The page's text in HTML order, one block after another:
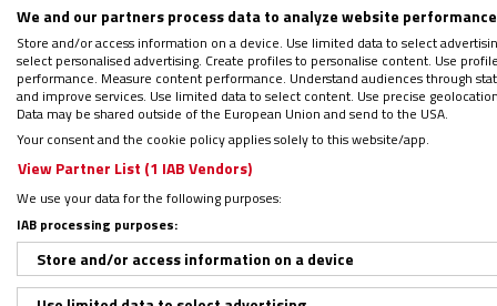
Hoy, con la tecnología digital,
disputas, dado que ya no somos
matemáticoLeibnizse está
“Llegará un día en que ya no
‘Google’ ha inventado la
dedicó su obra al estudio de la
dispositivo.
We and our partners process data to analyze website
Store and/or access information on a device. Use limited data to select
select personalised advertising. Create profiles to personalise content. Use
performance. Measure content performance. Understand audiences through
and improve services. Use limited data to select content. Use precise
Data may be shared outside of the European Union and send to the USA.
Your consent and the cookie policy applies solely to this website/app.
View Partner List (1 IAB Vendors)
We use your data for the following purposes:
IAB processing purposes:
Store and/or access information on a device